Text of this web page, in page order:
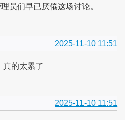
员们早已厌倦这场讨论。
2025-11-10 11:51
的太累了
2025-11-10 11:51